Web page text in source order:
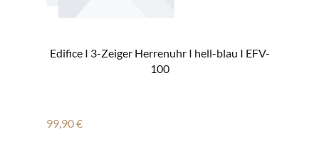
Edifice I 3-Zeiger Herrenuhr I hell-blau I EFV-
100
Regulärer Preis:
99,90 €